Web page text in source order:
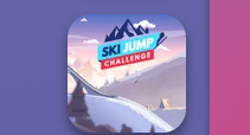
Solitaire Classic
Christmas